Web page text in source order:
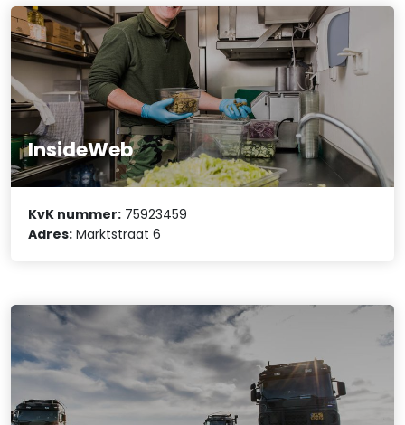
InsideWeb
KvK nummer: 75923459
Adres: Marktstraat 6